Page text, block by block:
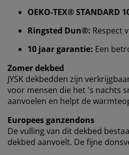
OEKO-TEX® STANDARD
Ringsted Dun®: Respect
10 jaar garantie: Een
Zomer dekbed
JYSK dekbedden zijn
voor mensen die het 's nachts
aanvoelen en helpt de
Europees ganzendons
De vulling van dit dekbed
dekbed aanvoelt. De fijne